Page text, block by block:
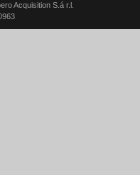
Acquisition S.á r.l.